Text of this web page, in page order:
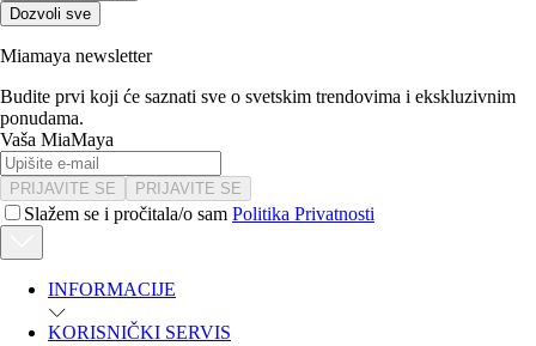
Dozvoli sve
Miamaya newsletter
Budite prvi koji će saznati sve o svetskim trendovima i ekskluzivnim
ponudama.
Vaša MiaMaya
PRIJAVITE SE PRIJAVITE SE
Slažem se i pročitala/o sam Politika Privatnosti
INFORMACIJE
KORISNIČKI SERVIS